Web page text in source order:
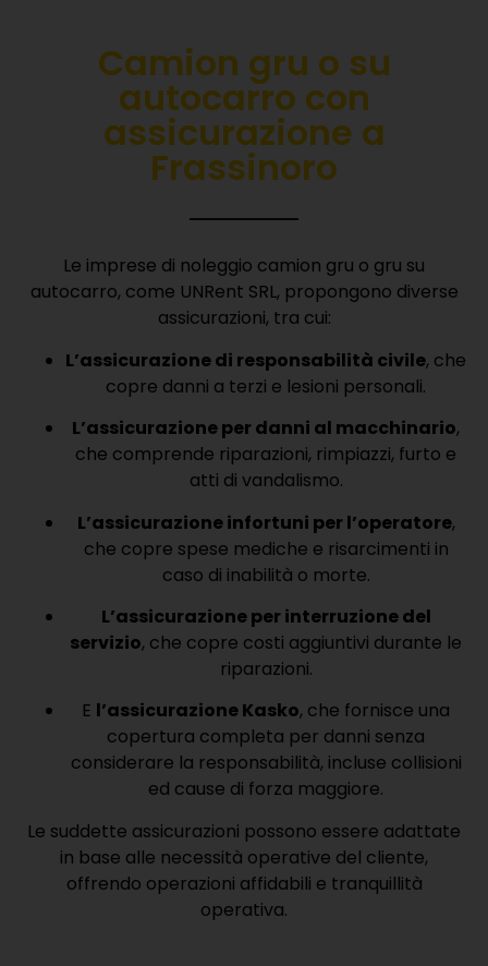
Camion gru o su
autocarro con
assicurazione a
Frassinoro
Le imprese di noleggio camion gru o gru su
autocarro, come UNRent SRL, propongono diverse
assicurazioni, tra cui:
L’assicurazione di responsabilità civile, che
copre danni a terzi e lesioni personali.
L’assicurazione per danni al macchinario,
che comprende riparazioni, rimpiazzi, furto e
atti di vandalismo.
L’assicurazione infortuni per l’operatore,
che copre spese mediche e risarcimenti in
caso di inabilità o morte.
L’assicurazione per interruzione del
servizio, che copre costi aggiuntivi durante le
riparazioni.
E l’assicurazione Kasko, che fornisce una
copertura completa per danni senza
considerare la responsabilità, incluse collisioni
ed cause di forza maggiore.
Le suddette assicurazioni possono essere adattate
in base alle necessità operative del cliente,
offrendo operazioni affidabili e tranquillità
operativa.